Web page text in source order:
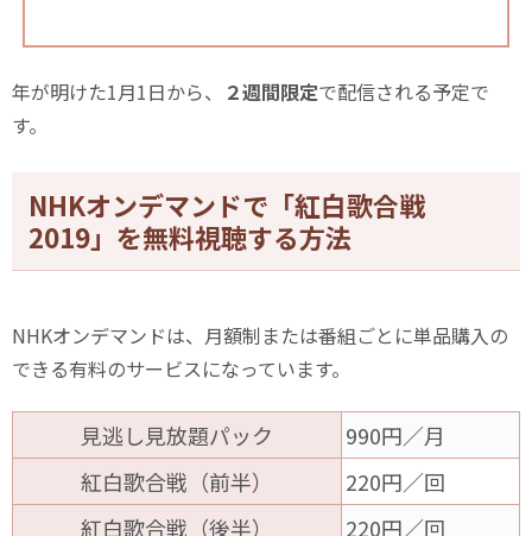
年が明けた1月1日から、 ２週間限定で配信される予定で
す。
NHKオンデマンドで「紅白歌合戦
2019」を無料視聴する方法
NHKオンデマンドは、月額制または番組ごとに単品購入の
できる有料のサービスになっています。
見逃し見放題パック
990円／月
紅白歌合戦（前半）
220円／回
紅白歌合戦（後半）
220円／回